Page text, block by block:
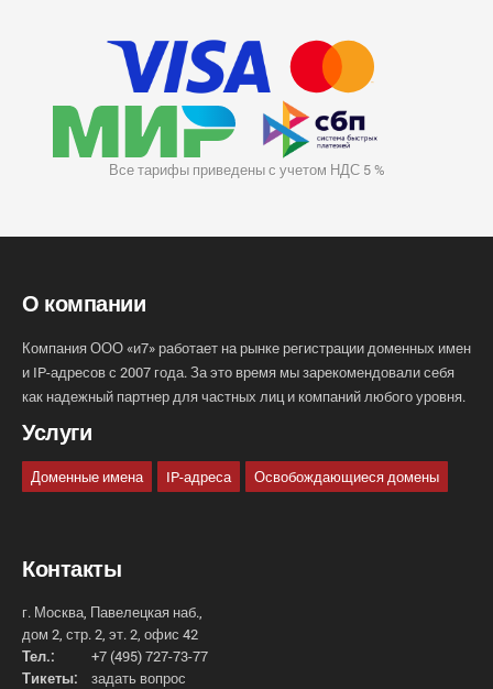
Все тарифы приведены с учетом НДС 5 %
О компании
Компания ООО «и7» работает на рынке регистрации доменных имен
и IP-адресов с 2007 года. За это время мы зарекомендовали себя
как надежный партнер для частных лиц и компаний любого уровня.
Услуги
Доменные имена IP-адреса Освобождающиеся домены
Контакты
г. Москва, Павелецкая наб.,
дом 2, стр. 2, эт. 2, офис 42
Тел.:
+7 (495) 727-73-77
Тикеты:
задать вопрос